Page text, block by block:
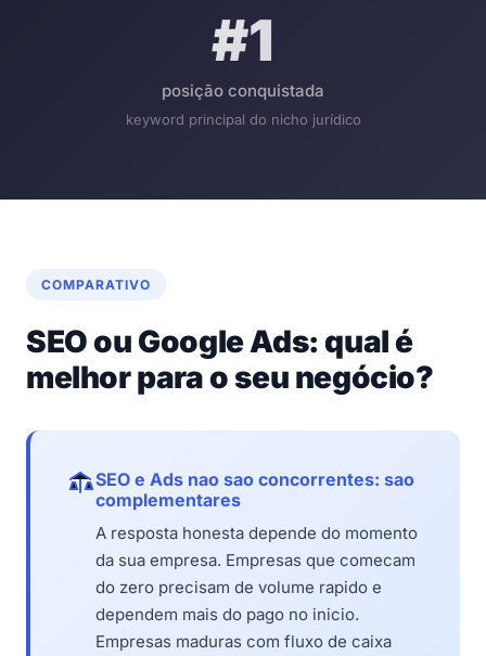
#1
posição conquistada
keyword principal do nicho jurídico
COMPARATIVO
SEO ou Google Ads: qual é
melhor para o seu negócio?
SEO e Ads nao sao concorrentes: sao
complementares
A resposta honesta depende do momento
da sua empresa. Empresas que comecam
do zero precisam de volume rapido e
dependem mais do pago no inicio.
Empresas maduras com fluxo de caixa